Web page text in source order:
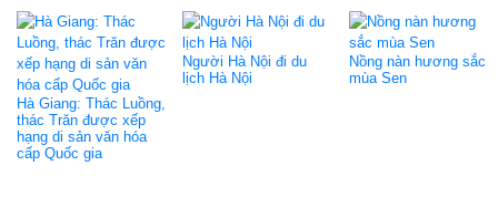
Hà Giang: Thác Luồng,
thác Trăn được xếp
hạng di sản văn hóa
cấp Quốc gia
Người Hà Nội đi du
lịch Hà Nội
Nồng nàn hương sắc
mùa Sen